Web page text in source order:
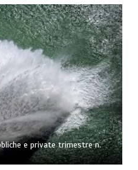
di prevenzione per tardività e
Nota a Cass., Sez. II Pen., 3
2026, n. 12671 (di Andrea